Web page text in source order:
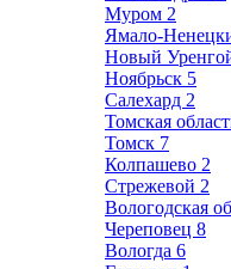
Муром 2
Ямало-
Новый
Ноябрьск 5
Салехард 2
Томская
Томск 7
Колпашево 2
Стрежевой 2
Вологодская
Череповец 8
Вологда 6